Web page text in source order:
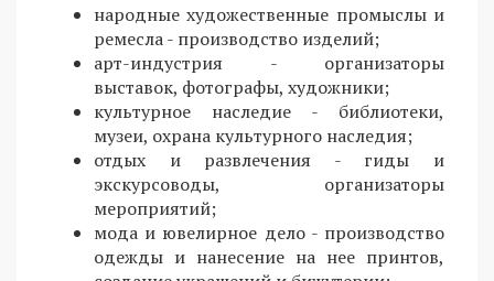
народные художественные промыслы и
ремесла - производство изделий;
арт-индустрия - организаторы
выставок, фотографы, художники;
культурное наследие - библиотеки,
музеи, охрана культурного наследия;
отдых и развлечения - гиды и
экскурсоводы, организаторы
мероприятий;
мода и ювелирное дело - производство
одежды и нанесение на нее принтов,